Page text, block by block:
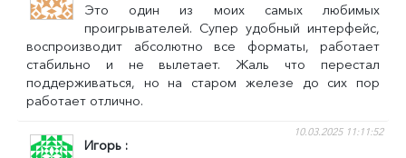
Это один из моих самых любимых
проигрывателей. Супер удобный интерфейс,
воспроизводит абсолютно все форматы, работает
стабильно и не вылетает. Жаль что перестал
поддерживаться, но на старом железе до сих пор
работает отлично.
Игорь
10.03.2025 11:11:52